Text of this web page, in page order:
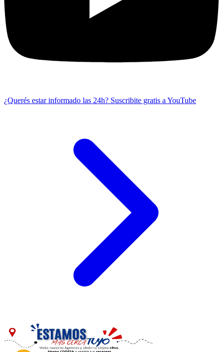
¿Querés estar informado las 24h? Suscribite gratis a YouTube